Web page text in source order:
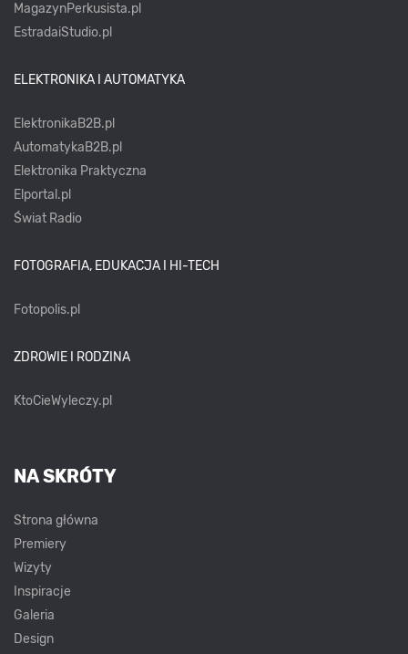
MagazynPerkusista.pl
EstradaiStudio.pl
ELEKTRONIKA I AUTOMATYKA
ElektronikaB2B.pl
AutomatykaB2B.pl
Elektronika Praktyczna
Elportal.pl
Świat Radio
FOTOGRAFIA, EDUKACJA I HI-TECH
Fotopolis.pl
ZDROWIE I RODZINA
KtoCieWyleczy.pl
NA SKRÓTY
Strona główna
Premiery
Wizyty
Inspiracje
Galeria
Design